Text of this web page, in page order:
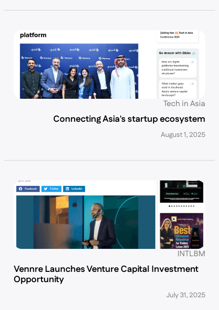
Tech in Asia
Connecting Asia's startup ecosystem
August 1, 2025
INTLBM
Vennre Launches Venture Capital Investment
Opportunity
July 31, 2025